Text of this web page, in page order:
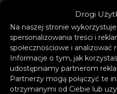
Drogi
Na naszej stronie
spersonalizowania treści i
społecznościowe i analizować
Informacje o tym, jak
udostępniamy partnerom
Partnerzy mogą połączyć te
otrzymanymi od Ciebie lub